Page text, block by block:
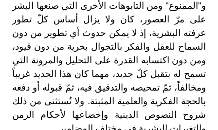
و"الممنوع" ومن التابوهات الأخرى التي صنعها البشر
على مرّ العصور، كان ولا يزال أساس كلّ تطور
عرفته البشرية، إذ لا يمكن حدوث أي تطوير من دون
السماح للعقل والفكر بالتجوال بحرية من دون قيود،
ومن دون اكتسابه القدرة على التحليل والمرونة التي
تسمح له بتقبل كلّ جديد، مهما كان هذا الجديد غريباً
ومخالفاً، ثمّ تمحيصه والتدقيق فيه، ثمّ قبوله أو دفعه
بالحجة الفكرية والعلمية المثبتة. ولا تُستثنى من ذلك
شروح النصوص الدينية وإخضاعها لأحكام الزمن